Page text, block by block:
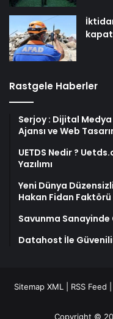
Rastgele Haberler
Serjoy : Dijital Medya
Ajansı ve Web
UETDS Nedir ?
Yazılımı
Yeni Dünya
Hakan Fidan Faktörü
Savunma Sanayinde
Datahost İle
Sitemap XML RSS Feed
Copyright ©